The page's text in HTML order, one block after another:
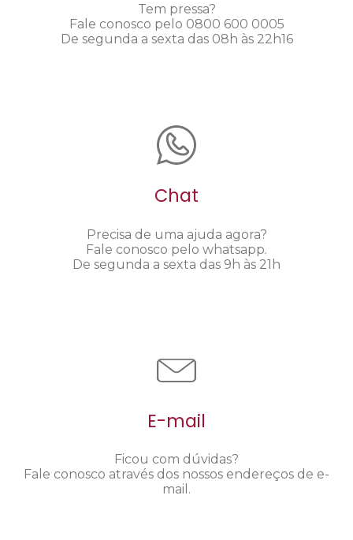
Tem pressa?
Fale conosco pelo 0800 600 0005
De segunda a sexta das 08h às 22h16
Chat
Precisa de uma ajuda agora?
Fale conosco pelo whatsapp.
De segunda a sexta das 9h às 21h
E-mail
Ficou com dúvidas?
Fale conosco através dos nossos endereços de e-
mail.